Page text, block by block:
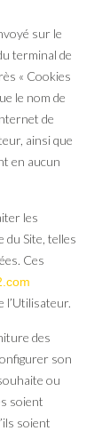
sur le
terminal de
« Cookies
le nom de
de
ainsi que
en aucun
les
du Site, telles
Ces
l’Utilisateur.
des
son
ou
soient
soient